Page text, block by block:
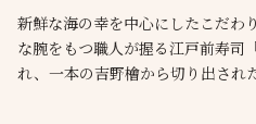
新鮮な海の幸を中心にしたこだわ
な腕をもつ職人が握る江戸前寿司
れ、一本の吉野檜から切り出され